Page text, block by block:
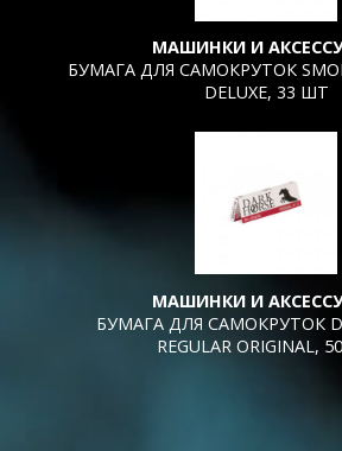
МАШИНКИ И
БУМАГА ДЛЯ САМОКРУТОК
DELUXE, 33 ШТ
МАШИНКИ И
БУМАГА ДЛЯ САМОКРУТОК
REGULAR ORIGINAL,